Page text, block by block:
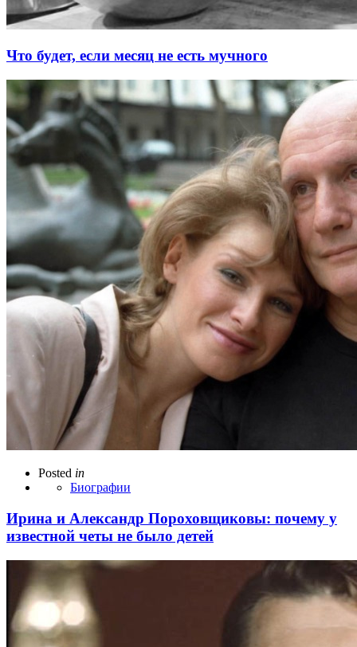
Что будет, если месяц не есть мучного
Posted in
Биографии
Ирина и Александр Пороховщиковы: почему у
известной четы не было детей